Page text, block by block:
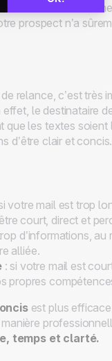
doit continuer à
prospect n’a
relance, c’est très
le destinataire
que les textes soient
d’être clair et concis.
votre mail est trop
court, direct et
d’informations,
alliée.
: si votre mail est
propres
est plus
temps et clarté.